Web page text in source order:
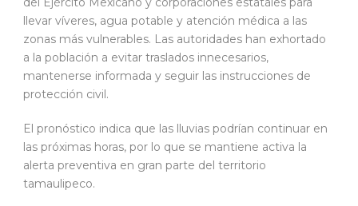
llevar víveres, agua potable y atención médica a las
zonas más vulnerables. Las autoridades han exhortado
a la población a evitar traslados innecesarios,
mantenerse informada y seguir las instrucciones de
protección civil.
El pronóstico indica que las lluvias podrían continuar en
las próximas horas, por lo que se mantiene activa la
alerta preventiva en gran parte del territorio
tamaulipeco.